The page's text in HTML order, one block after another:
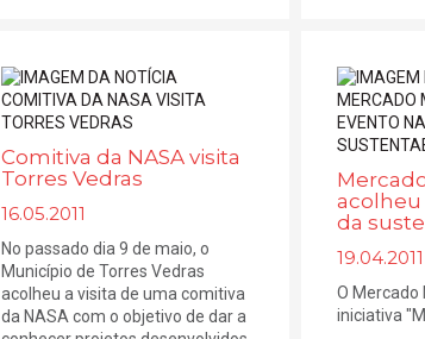
Comitiva da NASA visita
Torres Vedras
16.05.2011
No passado dia 9 de maio, o
Município de Torres Vedras
acolheu a visita de uma comitiva
da NASA com o objetivo de dar a
acolheu
da
19.04.2011
O Mercado
iniciativa